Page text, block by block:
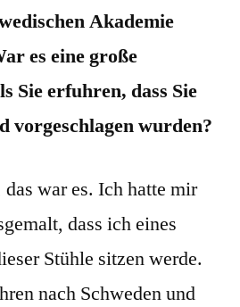
Akademie
es eine große
Sie erfuhren, dass Sie
vorgeschlagen wurden?
das war es. Ich hatte mir
dass ich eines
Stühle sitzen werde.
nach Schweden und